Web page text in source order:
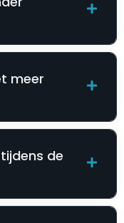
meer
de